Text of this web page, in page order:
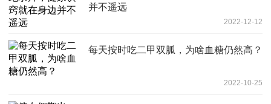
并不遥远
2022-12-12
每天按时吃二甲双胍，为啥血糖仍然高？
2022-10-25